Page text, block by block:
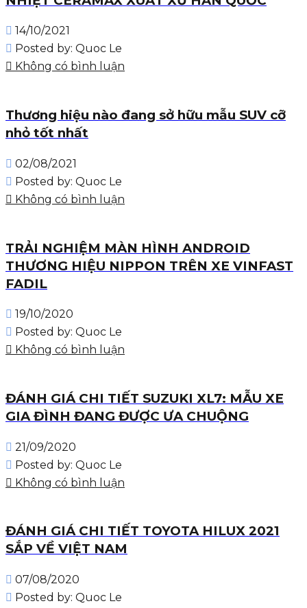
14/10/2021
Posted by: Quoc Le
Không có bình luận
Thương hiệu nào đang sở hữu mẫu SUV cỡ
nhỏ tốt nhất
02/08/2021
Posted by: Quoc Le
Không có bình luận
TRẢI NGHIỆM MÀN HÌNH ANDROID
THƯƠNG HIỆU NIPPON TRÊN XE VINFAST
FADIL
19/10/2020
Posted by: Quoc Le
Không có bình luận
ĐÁNH GIÁ CHI TIẾT SUZUKI XL7: MẪU XE
GIA ĐÌNH ĐANG ĐƯỢC ƯA CHUỘNG
21/09/2020
Posted by: Quoc Le
Không có bình luận
ĐÁNH GIÁ CHI TIẾT TOYOTA HILUX 2021
SẮP VỀ VIỆT NAM
07/08/2020
Posted by: Quoc Le